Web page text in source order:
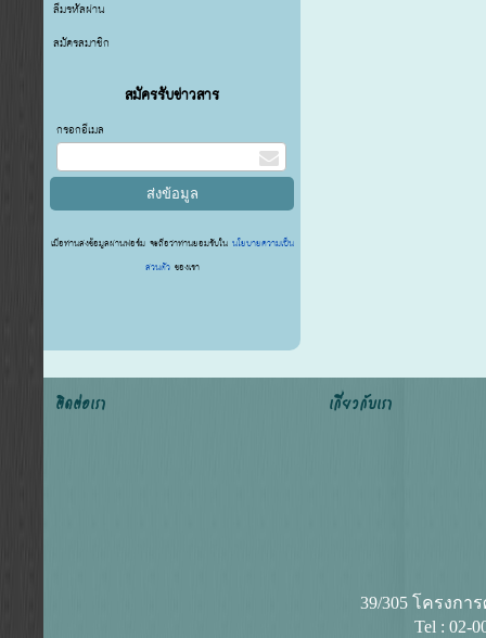
ลืมรหัสผ่าน
สมัครสมาชิก
สมัครรับข่าวสาร
กรอกอีเมล
เมื่อท่านส่งข้อมูลผ่านฟอร์ม จะถือว่าท่านยอมรับในนโยบายความเป็น
ส่วนตัว ของเรา
ติดต่อเรา เกี่ยวกับเรา
39/305 โครงก
Tel : 02-